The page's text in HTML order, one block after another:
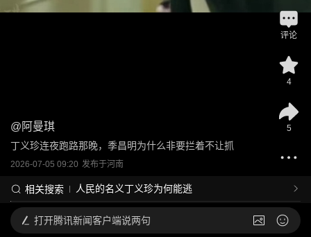
@ 阿曼琪
丁义珍连夜跑路那晚，季昌明为什么非要拦着不让抓
2026-07-05 09:20 发布于河南
相关搜索 人民的名义丁义珍为何能逃
评论
4
5
打开腾讯新闻客户端说两句